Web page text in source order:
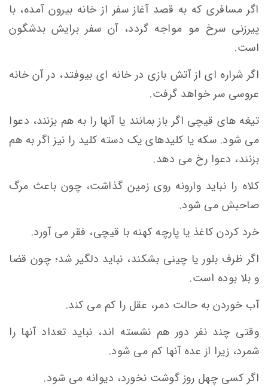
اگر مسافری که به قصد آغاز سفر از خانه بیرون آمده، با
پیرزنی سرخ مو مواجه گردد، آن سفر برایش بدشگون
است.
اگر شراره ای از آتش بازی در خانه ای بیوفتد، در آن خانه
عروسی سر خواهد گرفت.
تیغه های قیچی اگر باز بمانند یا آنها را به هم بزنند، دعوا
می شود. سکه یا کلیدهای یک دسته کلید را نیز اگر به هم
بزنند، دعوا رخ می دهد.
کلاه را نباید وارونه روی زمین گذاشت، چون باعث مرگ
صاحبش می شود.
خرد کردن کاغذ یا پارچه کهنه با قیچی، فقر می آورد.
اگر ظرف بلور یا چینی بشکند، نباید دلگیر شد؛ چون قضا
و بلا بوده است.
آب خوردن به حالت دمر، عقل را کم می کند.
وقتی چند نفر دور هم نشسته اند، نباید تعداد آنها را
شمرد، زیرا از عده آنها کم می شود.
اگر کسی چهل روز گوشت نخورد، دیوانه می شود.